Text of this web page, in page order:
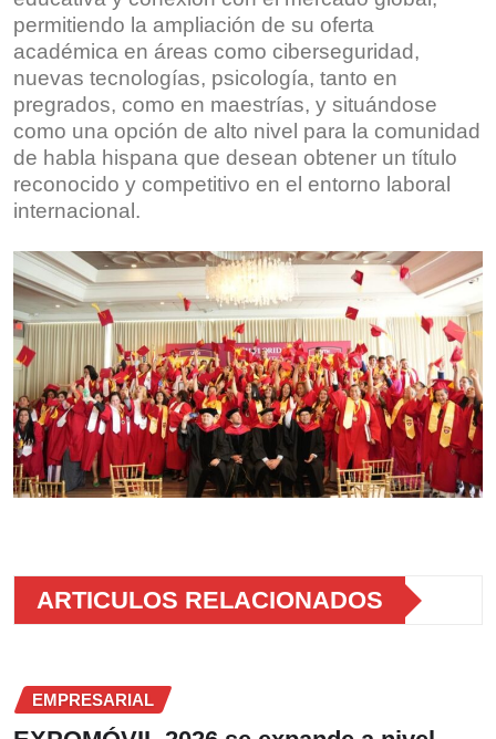
permitiendo la ampliación de su oferta
académica en áreas como ciberseguridad,
nuevas tecnologías, psicología, tanto en
pregrados, como en maestrías, y situándose
como una opción de alto nivel para la comunidad
de habla hispana que desean obtener un título
reconocido y competitivo en el entorno laboral
internacional.
ARTICULOS RELACIONADOS
EMPRESARIAL